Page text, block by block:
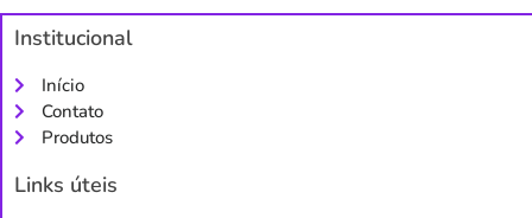
Institucional
Início
Contato
Produtos
Links úteis